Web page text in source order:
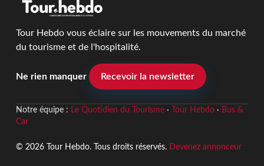
Tour Hebdo vous éclaire sur les mouvements du marché
du tourisme et de l'hospitalité.
Ne rien manquer Recevoir la newsletter
Notre équipe : Le Quotidien du Tourisme· Tour Hebdo· Bus &
Car
© 2026 Tour Hebdo. Tous droits réservés. Devenez annonceur